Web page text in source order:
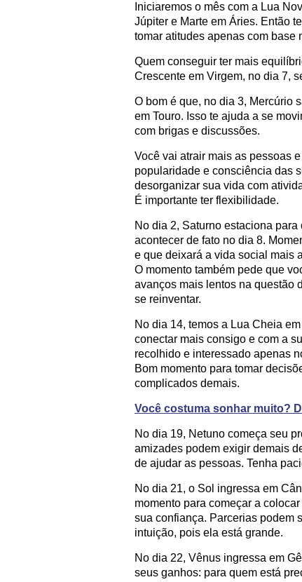
Iniciaremos o mês com a Lua
Júpiter e Marte em Áries. Então
tomar atitudes apenas com base
Quem conseguir ter mais
Crescente em Virgem, no dia 7,
O bom é que, no dia 3, Mercúrio
em Touro. Isso te ajuda a se
com brigas e discussões.
Você vai atrair mais as pessoas
popularidade e consciência das
desorganizar sua vida com
É importante ter flexibilidade.
No dia 2, Saturno estaciona
acontecer de fato no dia 8.
e que deixará a vida social mais
O momento também pede que
avanços mais lentos na questão
se reinventar.
No dia 14, temos a Lua Cheia
conectar mais consigo e com a
recolhido e interessado apenas
Bom momento para tomar
complicados demais.
Você costuma sonhar muito?
No dia 19, Netuno começa seu
amizades podem exigir demais
de ajudar as pessoas. Tenha
No dia 21, o Sol ingressa em
momento para começar a
sua confiança. Parcerias podem
intuição, pois ela está grande.
No dia 22, Vênus ingressa em
seus ganhos: para quem está